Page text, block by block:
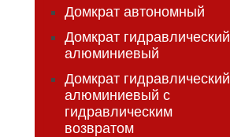
Домкрат автономный
Домкрат гидравлический
алюминиевый
Домкрат гидравлический
алюминиевый с
гидравлическим
возвратом